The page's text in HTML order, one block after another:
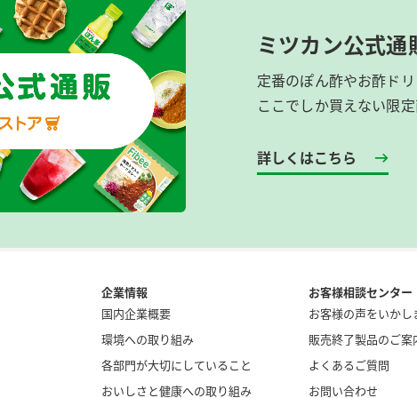
ミツカン公式通
定番のぽん酢やお酢ドリ
ここでしか買えない限
詳しくはこちら
企業情報
国内企業概要
環境への取り組み
各部門が大切にしていること
おいしさと健康への取り組み
お客様相談センター
お客様の声をいかし
販売終了製品のご案
よくあるご質問
お問い合わせ